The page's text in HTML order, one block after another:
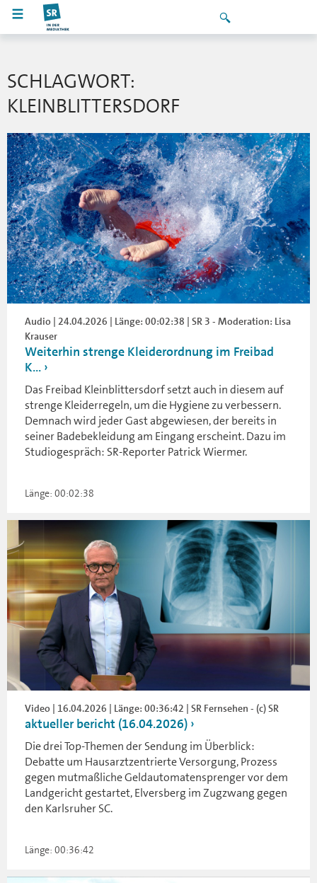
SCHLAGWORT:
KLEINBLITTERSDORF
Audio | 24.04.2026 | Länge: 00:02:38 | SR 3 - Moderation: Lisa
Krauser
Weiterhin strenge Kleiderordnung im Freibad
K...
Das Freibad Kleinblittersdorf setzt auch in diesem auf
strenge Kleiderregeln, um die Hygiene zu verbessern.
Demnach wird jeder Gast abgewiesen, der bereits in
seiner Badebekleidung am Eingang erscheint. Dazu im
Studiogespräch: SR-Reporter Patrick Wiermer.
Länge: 00:02:38
Video | 16.04.2026 | Länge: 00:36:42 | SR Fernsehen - (c) SR
aktueller bericht (16.04.2026)
Die drei Top-Themen der Sendung im Überblick:
Debatte um Hausarztzentrierte Versorgung, Prozess
gegen mutmaßliche Geldautomatensprenger vor dem
Landgericht gestartet, Elversberg im Zugzwang gegen
den Karlsruher SC.
Länge: 00:36:42